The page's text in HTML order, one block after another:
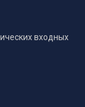
входных